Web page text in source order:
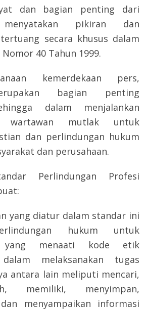
dan bagian penting dari
menyatakan pikiran dan
secara khusus dalam
40 Tahun 1999.
kemerdekaan pers,
bagian penting
dalam menjalankan
wartawan mutlak untuk
dan perlindungan hukum
dan perusahaan.
Perlindungan Profesi
yang diatur dalam standar ini
hukum untuk
yang menaati kode etik
melaksanakan tugas
antara lain meliputi mencari,
memiliki, menyimpan,
menyampaikan informasi